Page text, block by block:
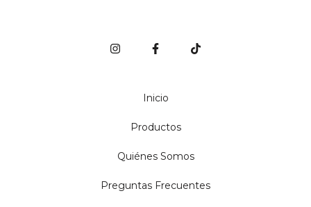
Inicio
Productos
Quiénes Somos
Preguntas Frecuentes